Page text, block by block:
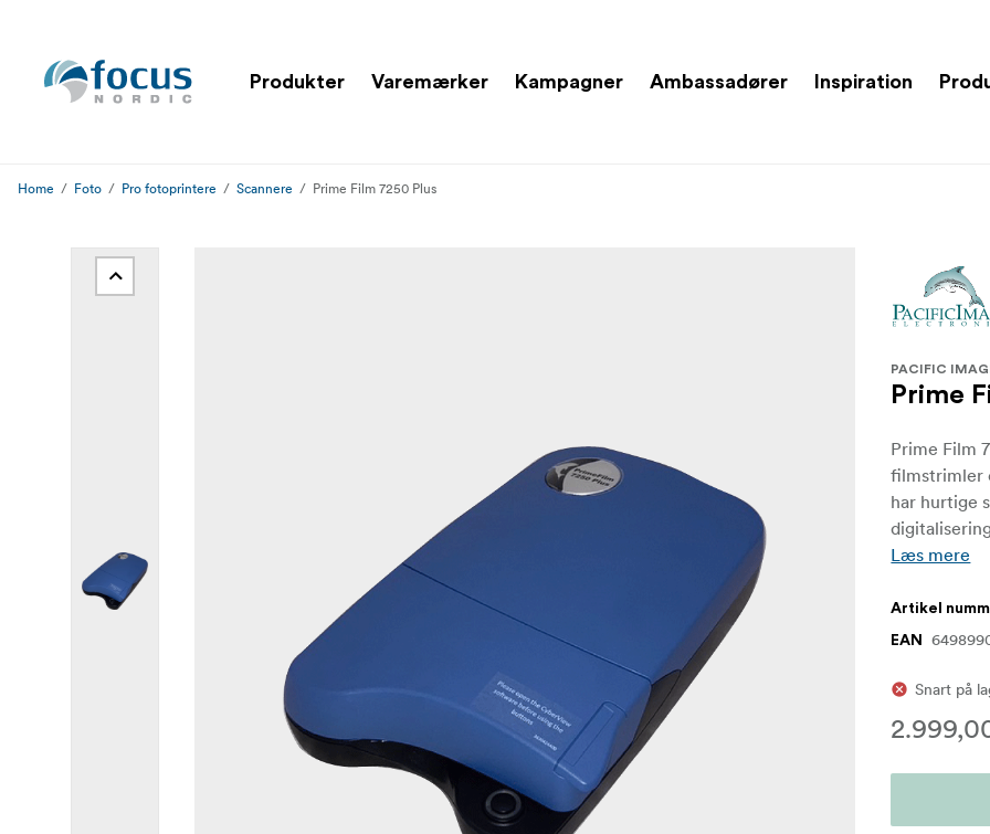
Produkter Varemærker Kampagner Ambassadører Inspiration
Home Foto Pro fotoprintere Scannere Prime Film 7250 Plus
PACIFIC
Prime
Prime Film
filmstrimler
har hurtige
Læs mere
Artikel
EAN
Snart på